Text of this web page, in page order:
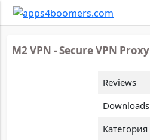
M2 VPN - Secure VPN Proxy
Reviews
Downloads
Категория